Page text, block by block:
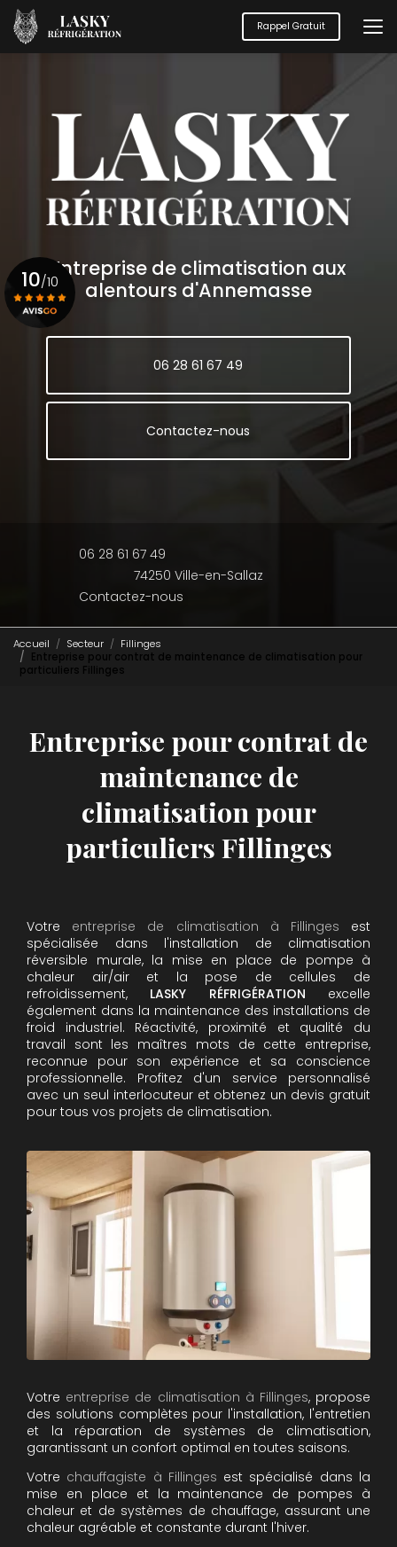
Aller
au
contenu
principal
Rappel Gratuit
Entreprise de climatisation aux
alentours d'Annemasse
06 28 61 67 49
Contactez-nous
06 28 61 67 49
74250 Ville-en-Sallaz
Contactez-nous
10/10
Voir le certificat
Accueil Secteur
Fillinges
Entreprise pour contrat de maintenance de climatisation pour
particuliers Fillinges
Entreprise pour contrat de
maintenance de
climatisation pour
particuliers Fillinges
Votre entreprise de climatisation à Fillinges est
spécialisée dans l'installation de climatisation
réversible murale, la mise en place de pompe à
chaleur air/air et la pose de cellules de
refroidissement, LASKY RÉFRIGÉRATION excelle
également dans la maintenance des installations de
froid industriel. Réactivité, proximité et qualité du
travail sont les maîtres mots de cette entreprise,
reconnue pour son expérience et sa conscience
professionnelle. Profitez d'un service personnalisé
avec un seul interlocuteur et obtenez un devis gratuit
pour tous vos projets de climatisation.
Votre entreprise de climatisation à Fillinges, propose
des solutions complètes pour l'installation, l'entretien
et la réparation de systèmes de climatisation,
garantissant un confort optimal en toutes saisons.
Votre chauffagiste à Fillinges est spécialisé dans la
mise en place et la maintenance de pompes à
chaleur et de systèmes de chauffage, assurant une
chaleur agréable et constante durant l'hiver.